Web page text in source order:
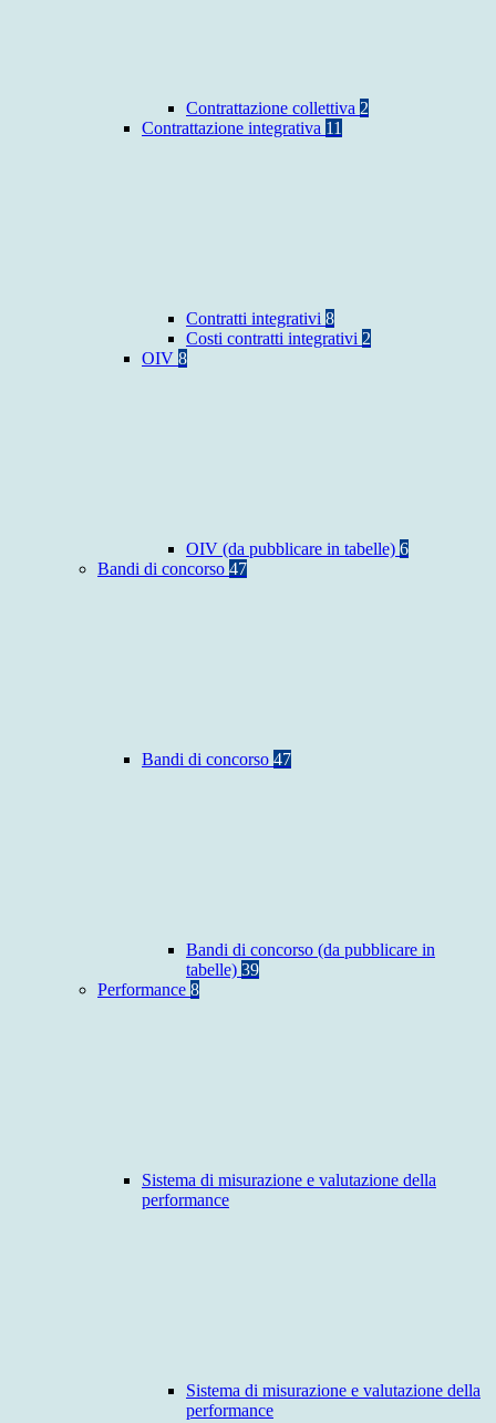
Contrattazione collettiva 2
Contrattazione integrativa 11
Contratti integrativi 8
Costi contratti integrativi 2
OIV 8
OIV (da pubblicare in tabelle) 6
Bandi di concorso 47
Bandi di concorso 47
Bandi di concorso (da pubblicare in
tabelle) 39
Performance 8
Sistema di misurazione e valutazione della
performance
Sistema di misurazione e valutazione della
performance